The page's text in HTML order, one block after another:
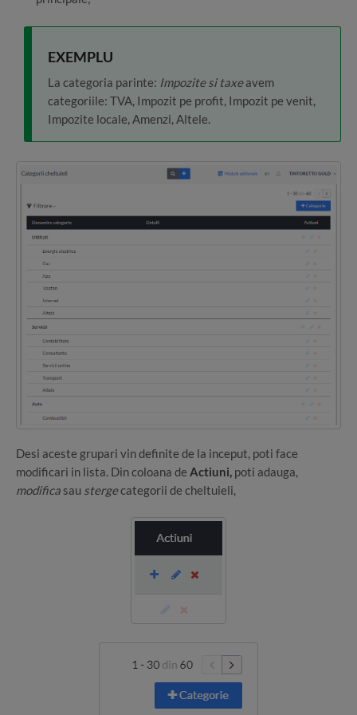
EXEMPLU
La categoria parinte: Impozite si taxeavem
categoriile: TVA, Impozit pe profit, Impozit pe venit,
Impozite locale, Amenzi, Altele.
Desi aceste grupari vin definite de la inceput, poti face
modificari in lista. Din coloana de Actiuni, poti adauga,
modifica sau stergecategorii de cheltuieli,